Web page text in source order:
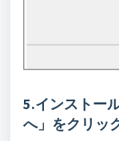
5.インストー
へ」をクリッ